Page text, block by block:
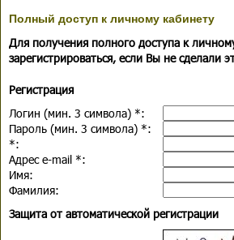
Полный доступ к личному кабинету
Для получения полного доступа к
зарегистрироваться, если Вы не сделали
Регистрация
Логин (мин. 3 символа) *:
Пароль (мин. 3 символа) *:
*:
Адрес e-mail *:
Имя:
Фамилия:
Защита от автоматической регистрации